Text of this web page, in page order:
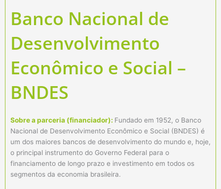
Banco Nacional de
Desenvolvimento
Econômico e Social –
BNDES
Sobre a parceria (financiador): Fundado em 1952, o Banco
Nacional de Desenvolvimento Econômico e Social (BNDES) é
um dos maiores bancos de desenvolvimento do mundo e, hoje,
o principal instrumento do Governo Federal para o
financiamento de longo prazo e investimento em todos os
segmentos da economia brasileira.